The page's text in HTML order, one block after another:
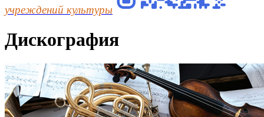
учреждений культуры
Дискография